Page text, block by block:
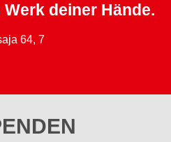
deiner Hände.
64, 7